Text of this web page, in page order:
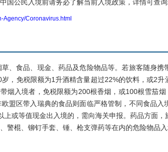
国公民入境前请务必了解当前入境政策，详情可查询
Agency/Coronavirus.html
食品、现金、药品及危险物品等。若旅客随身携
，免税限额为1升酒精含量超过22%的饮料，或2
烟入境者，免税限额为200根香烟，或100根雪茄
盟区带入瑞典的食品则面临严格管制，不同食品入
或等值现金出入境的，需向海关申报。药品方面
棍、铆钉手套、锤、枪支弹药等在内的危险物品入